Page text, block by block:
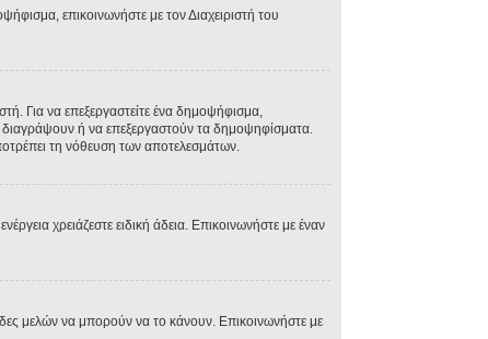
επικοινωνήστε με τον Διαχειριστή του
Για να επεξεργαστείτε ένα δημοψήφισμα,
διαγράψουν ή να επεξεργαστούν τα δημοψηφίσματα.
τη νόθευση των αποτελεσμάτων.
χρειάζεστε ειδική άδεια. Επικοινωνήστε με έναν
μελών να μπορούν να το κάνουν. Επικοινωνήστε με